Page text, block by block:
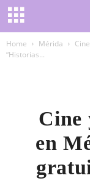
Home Mérida
“Historias...
Cine
en